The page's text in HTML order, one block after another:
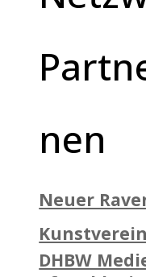
nen
Neuer
Kunstverein
DHBW